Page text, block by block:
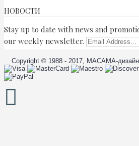
НОВОСТИ
Stay up to date with news and
our weekly newsletter.
Copyright © 1988 - 2017, МАСАМА-